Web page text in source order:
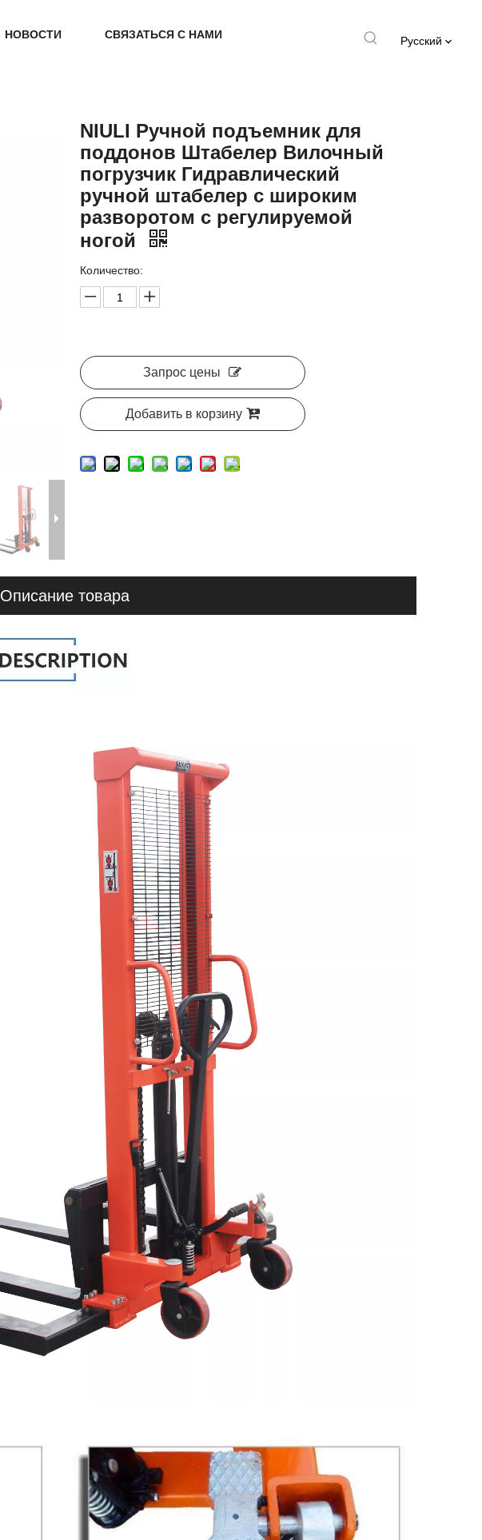
НОВОСТИ СВЯЗАТЬСЯ С НАМИ Pусский
NIULI Ручной подъемник для
поддонов Штабелер Вилочный
погрузчик Гидравлический
ручной штабелер с широким
разворотом с регулируемой
ногой
Количество:
Запрос цены
Добавить в корзину
Описание товара